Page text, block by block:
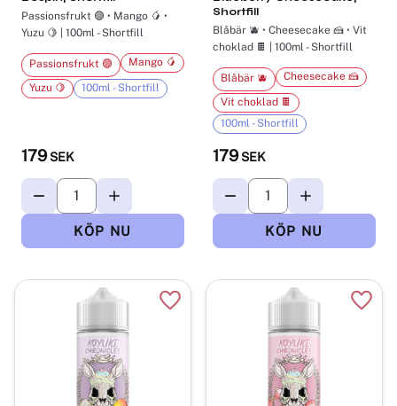
Passionsfrukt 🟣 • Mango 🥭 •
Yuzu 🍋 | 100ml - Shortfill
179 SEK
Passionsfrukt 🟣 Mango 🥭
Yuzu 🍋 100ml - Shortfill
Shortfill
Blåbär 🫐 • Cheesecake 🍰 • Vit
choklad 🍫 | 100ml - Shortfill
179 SEK
Blåbär 🫐 Cheesecake 🍰
Vit choklad 🍫
100ml - Shortfill
Lägg till i favoriter